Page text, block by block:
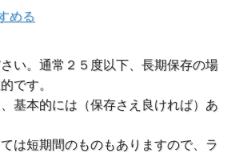
める
い。通常２５度以下、長期保存の場
です。
基本的には（保存さえ良ければ）あ
は短期間のものもありますので、ラ